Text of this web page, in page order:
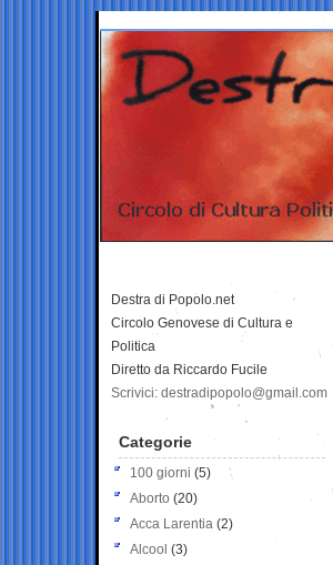
Destra di Popolo.net
Circolo Genovese di Cultura e
Politica
Diretto da Riccardo Fucile
Scrivici: destradipopolo@gmail.com
Categorie
100 giorni (5)
Aborto (20)
Acca Larentia (2)
Alcool (3)